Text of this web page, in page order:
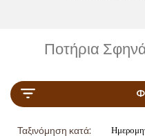
Ποτήρια
Ταξινόμηση κατά: